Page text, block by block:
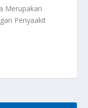
Merupakan
Penyaakit